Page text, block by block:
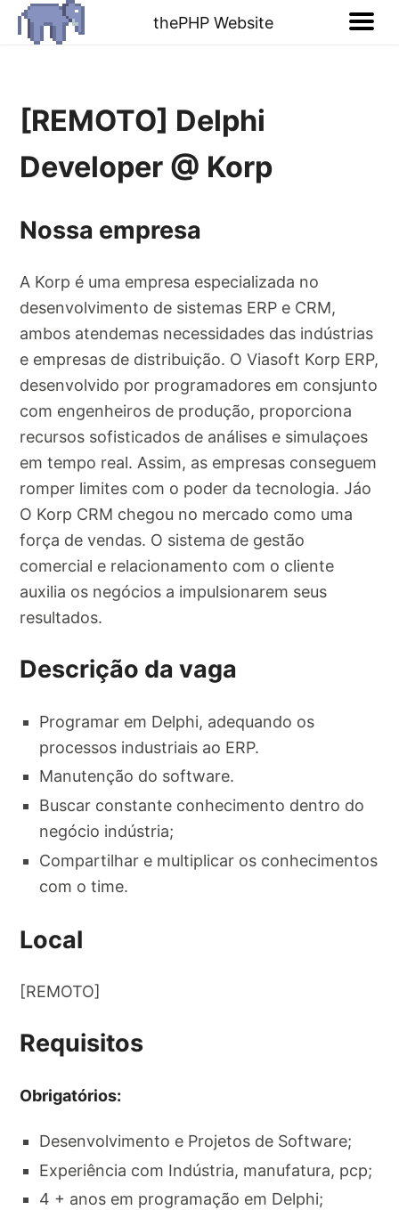
thePHP Website
[REMOTO] Delphi
Developer @ Korp
Nossa empresa
A Korp é uma empresa especializada no
desenvolvimento de sistemas ERP e CRM,
ambos atendemas necessidades das indústrias
e empresas de distribuição. O Viasoft Korp ERP,
desenvolvido por programadores em consjunto
com engenheiros de produção, proporciona
recursos sofisticados de análises e simulaçoes
em tempo real. Assim, as empresas conseguem
romper limites com o poder da tecnologia. Jáo
O Korp CRM chegou no mercado como uma
força de vendas. O sistema de gestão
comercial e relacionamento com o cliente
auxilia os negócios a impulsionarem seus
resultados.
Descrição da vaga
Programar em Delphi, adequando os
processos industriais ao ERP.
Manutenção do software.
Buscar constante conhecimento dentro do
negócio indústria;
Compartilhar e multiplicar os conhecimentos
com o time.
Local
[REMOTO]
Requisitos
Obrigatórios:
Desenvolvimento e Projetos de Software;
Experiência com Indústria, manufatura, pcp;
4 + anos em programação em Delphi;